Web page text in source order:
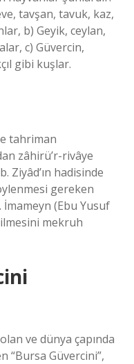
tavşan, tavuk, kaz,
b) Geyik, ceylan,
c) Güvercin,
gibi kuşlar.
tahriman
zâhirü’r-rivâye
Ziyâd’ın hadisinde
gereken
İmameyn (Ebu Yusuf
mekruh
ve dünya çapında
“Bursa Güvercini”,